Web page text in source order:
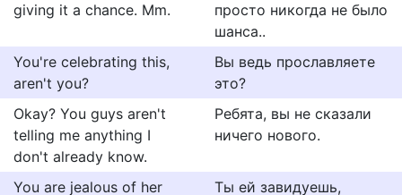
giving it a chance. Mm.
просто никогда не было
шанса..
You're celebrating this,
aren't you?
Вы ведь прославляете
это?
Okay? You guys aren't
telling me anything I
don't already know.
Ребята, вы не сказали
ничего нового.
You are jealous of her
Ты ей завидуешь,